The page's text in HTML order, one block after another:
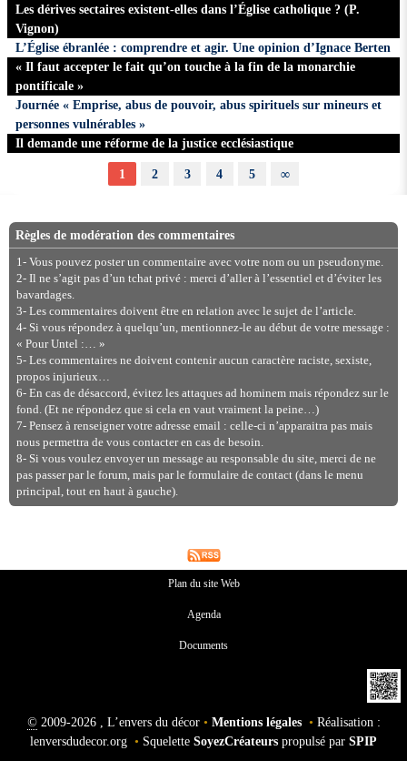
Les dérives sectaires existent-elles dans l’Église catholique ? (P.
Vignon)
L’Église ébranlée : comprendre et agir. Une opinion d’Ignace Berten
« Il faut accepter le fait qu’on touche à la fin de la monarchie
pontificale »
Journée « Emprise, abus de pouvoir, abus spirituels sur mineurs et
personnes vulnérables »
Il demande une réforme de la justice ecclésiastique
1 2 3 4 5 ∞
Règles de modération des commentaires
1- Vous pouvez poster un commentaire avec votre nom ou un pseudonyme.
2- Il ne s’agit pas d’un tchat privé : merci d’aller à l’essentiel et d’éviter les
bavardages.
3- Les commentaires doivent être en relation avec le sujet de l’article.
4- Si vous répondez à quelqu’un, mentionnez-le au début de votre message :
« Pour Untel :… »
5- Les commentaires ne doivent contenir aucun caractère raciste, sexiste,
propos injurieux…
6- En cas de désaccord, évitez les attaques ad hominem mais répondez sur le
fond. (Et ne répondez que si cela en vaut vraiment la peine…)
7- Pensez à renseigner votre adresse email : celle-ci n’apparaitra pas mais
nous permettra de vous contacter en cas de besoin.
8- Si vous voulez envoyer un message au responsable du site, merci de ne
pas passer par le forum, mais par le formulaire de contact (dans le menu
principal, tout en haut à gauche).
Plan du site Web
Agenda
Documents
©2009-2026 , L’envers du décor • Mentions légales • Réalisation :
lenversdudecor.org • Squelette SoyezCréateurs propulsé par SPIP